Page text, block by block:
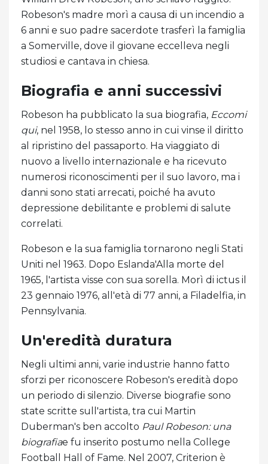
Robeson's madre morì a causa di un incendio a
6 anni e suo padre sacerdote trasferì la famiglia
a Somerville, dove il giovane eccelleva negli
studiosi e cantava in chiesa.
Biografia e anni successivi
Robeson ha pubblicato la sua biografia, Eccomi
qui, nel 1958, lo stesso anno in cui vinse il diritto
al ripristino del passaporto. Ha viaggiato di
nuovo a livello internazionale e ha ricevuto
numerosi riconoscimenti per il suo lavoro, ma i
danni sono stati arrecati, poiché ha avuto
depressione debilitante e problemi di salute
correlati.
Robeson e la sua famiglia tornarono negli Stati
Uniti nel 1963. Dopo Eslanda'Alla morte del
1965, l'artista visse con sua sorella. Morì di ictus il
23 gennaio 1976, all'età di 77 anni, a Filadelfia, in
Pennsylvania.
Un'eredità duratura
Negli ultimi anni, varie industrie hanno fatto
sforzi per riconoscere Robeson's eredità dopo
un periodo di silenzio. Diverse biografie sono
state scritte sull'artista, tra cui Martin
Duberman's ben accolto Paul Robeson: una
biografiae fu inserito postumo nella College
Football Hall of Fame. Nel 2007, Criterion è